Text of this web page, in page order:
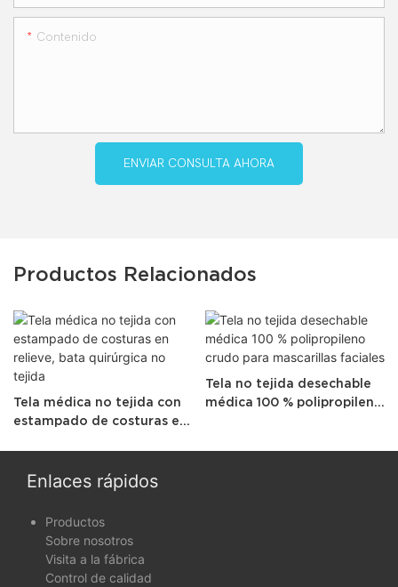
Contenido
ENVIAR CONSULTA AHORA
Productos Relacionados
Tela médica no tejida con
estampado de costuras en
Tela no tejida desechable
médica 100 % polipropileno
Enlaces rápidos
Productos
Sobre nosotros
Visita a la fábrica
Control de calidad